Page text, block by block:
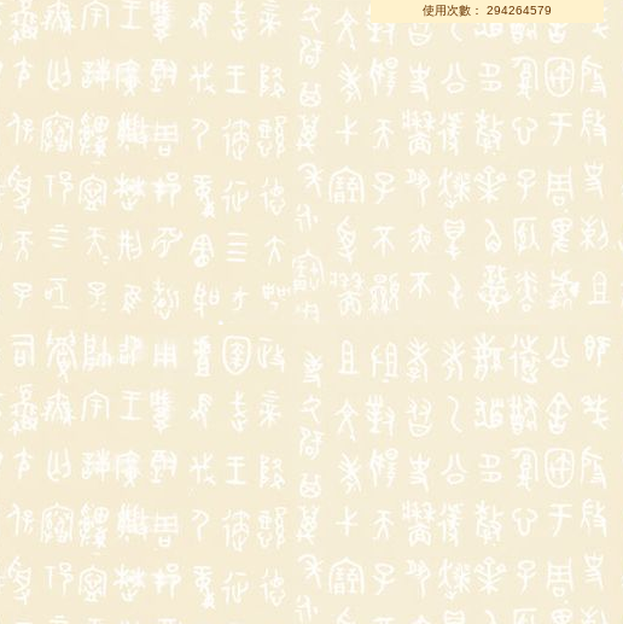
使用次數： 294264579